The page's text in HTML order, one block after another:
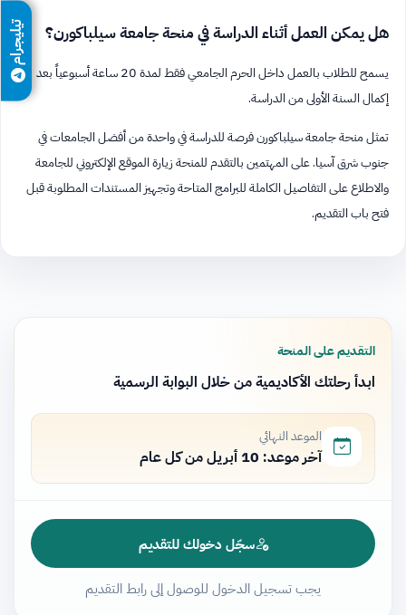
هل يمكن العمل أثناء الدراسة في منحة جامعة سيلباكورن؟
يسمح للطلاب بالعمل داخل الحرم الجامعي فقط لمدة 20 ساعة أسبوعياً بعد
إكمال السنة الأولى من الدراسة.
تمثل منحة جامعة سيلباكورن فرصة للدراسة في واحدة من أفضل الجامعات في
جنوب شرق آسيا. على المهتمين بالتقدم للمنحة زيارة الموقع الإلكتروني للجامعة
والاطلاع على التفاصيل الكاملة للبرامج المتاحة وتجهيز المستندات المطلوبة قبل
فتح باب التقديم.
التقديم على المنحة
ابدأ رحلتك الأكاديمية من خلال البوابة الرسمية
الموعد النهائي
آخر موعد: 10 أبريل من كل عام
سجّل دخولك للتقديم
يجب تسجيل الدخول للوصول إلى رابط التقديم
تيليجرام